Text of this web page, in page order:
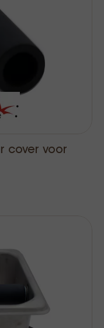
cover voor